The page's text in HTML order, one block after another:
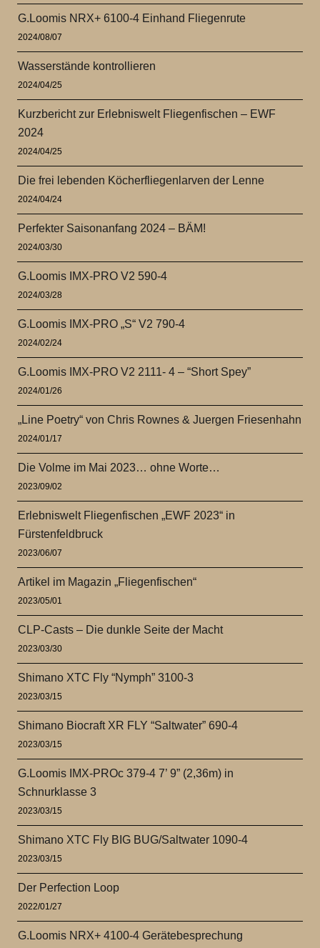
G.Loomis NRX+ 6100-4 Einhand Fliegenrute
2024/08/07
Wasserstände kontrollieren
2024/04/25
Kurzbericht zur Erlebniswelt Fliegenfischen – EWF
2024
2024/04/25
Die frei lebenden Köcherfliegenlarven der Lenne
2024/04/24
Perfekter Saisonanfang 2024 – BÄM!
2024/03/30
G.Loomis IMX-PRO V2 590-4
2024/03/28
G.Loomis IMX-PRO „S“ V2 790-4
2024/02/24
G.Loomis IMX-PRO V2 2111- 4 – “Short Spey”
2024/01/26
„Line Poetry“ von Chris Rownes & Juergen Friesenhahn
2024/01/17
Die Volme im Mai 2023… ohne Worte…
2023/09/02
Erlebniswelt Fliegenfischen „EWF 2023“ in
Fürstenfeldbruck
2023/06/07
Artikel im Magazin „Fliegenfischen“
2023/05/01
CLP-Casts – Die dunkle Seite der Macht
2023/03/30
Shimano XTC Fly “Nymph” 3100-3
2023/03/15
Shimano Biocraft XR FLY “Saltwater” 690-4
2023/03/15
G.Loomis IMX-PROc 379-4 7’ 9” (2,36m) in
Schnurklasse 3
2023/03/15
Shimano XTC Fly BIG BUG/Saltwater 1090-4
2023/03/15
Der Perfection Loop
2022/01/27
G.Loomis NRX+ 4100-4 Gerätebesprechung